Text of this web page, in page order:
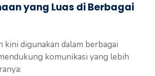
yang Luas di Berbagai
kini digunakan dalam berbagai
komunikasi yang lebih